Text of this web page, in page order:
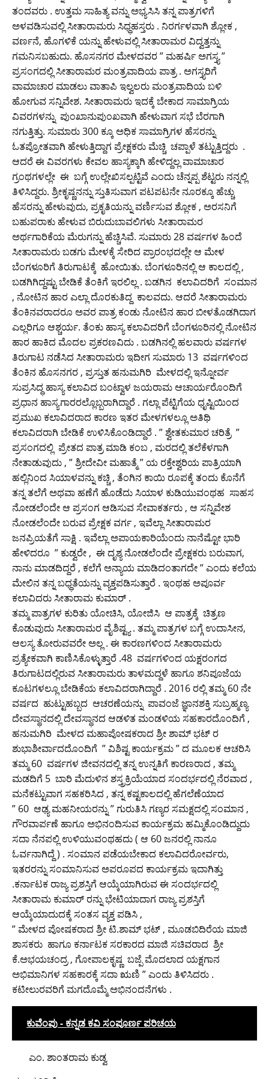
ತಂದವರು . ಉತ್ತಮ ಸಾಹಿತ್ಯ ವನ್ನು ಅಭ್ಯಸಿಸಿ ತನ್ನ ಪಾತ್ರಗಳಿಗೆ
ಅಳವಡಿಸುವಲ್ಲಿ ಸೀತಾರಾಮರು ಸಿಧ್ಧಹಸ್ತರು . ನಿರರ್ಗಳವಾಗಿ ಶ್ಲೋಕ ,
ವರ್ಣನೆ, ಹೊಗಳಿಕೆ ಯನ್ನು ಹೇಳುವಲ್ಲಿ ಸೀತಾರಾಮರ ವಿದ್ವತ್ತನ್ನು
ಗಮನಿಸಬಹುದು. ಹೊಸನಗರ ಮೇಳದವರ ” ಮಹರ್ಷಿ ಅಗಸ್ತ್ಯ ”
ಪ್ರಸಂಗದಲ್ಲಿ ಸೀತಾರಾಮರ ಮಂತ್ರವಾದಿಯ ಪಾತ್ರ . ಅಗಸ್ತ್ಯರಿಗೆ
ವಾಮಾಚಾರ ಮಾಡಲು ವಾತಾಪಿ ಇಲ್ವಲರು ಮಂತ್ರವಾದಿಯ ಬಳಿ
ಹೋಗುವ ಸನ್ನಿವೇಶ. ಸೀತಾರಾಮರು ಇದಕ್ಕೆ ಬೇಕಾದ ಸಾಮಾಗ್ರಿಯ
ವಿವರಗಳನ್ನು ಪುಂಖಾನುಪುಂಖವಾಗಿ ಹೇಳುವಾಗ ಸಭೆ ಬೆರಗಾಗಿ
ನಗುತ್ತಿತ್ತು. ಸುಮಾರು 300 ಕ್ಕೂ ಅಧಿಕ ಸಾಮಾಗ್ರಿಗಳ ಹೆಸರನ್ನು
ಓತಪ್ರೋತವಾಗಿ ಹೇಳುತ್ತಿದ್ದಾಗ ಪ್ರೇಕ್ಷಕರು ಮೆಚ್ಚಿ ಚಪ್ಪಾಳೆ ತಟ್ಟುತ್ತಿದ್ದರು .
ಆದರೆ ಈ ವಿವರಗಳು ಕೇವಲ ಹಾಸ್ಯಕ್ಕಾಗಿ ಹೇಳಿದ್ದಲ್ಲ ವಾಮಾಚಾರ
ಗ್ರಂಥಗಳಲ್ಲೇ ಈ ಬಗ್ಗೆ ಉಲ್ಲೇಖಿಸಲ್ಪಟ್ಟಿವೆ ಎಂದು ಚೆನ್ನಪ್ಪ ಶೆಟ್ಟರು ನನ್ನಲ್ಲಿ
ತಿಳಿಸಿದ್ದರು. ಶ್ರೀಕೃಷ್ಣನನ್ನು ಸ್ತುತಿಸುವಾಗ ಪಟಪಟನೇ ನೂರಕ್ಕೂ ಹೆಚ್ಚು
ಹೆಸರನ್ನು ಹೇಳುವುದು, ಪ್ರಕೃತಿಯನ್ನು ವರ್ಣಿಸುವ ಶ್ಲೋಕ , ಅರಸನಿಗೆ
ಬಹುಪರಾಕು ಹೇಳುವ ಬಿರುದುಬಾವಲಿಗಳು ಸೀತಾರಾಮರ
ಅರ್ಥಗಾರಿಕೆಯ ಮೆರುಗನ್ನು ಹೆಚ್ಚಿಸಿವೆ. ಸುಮಾರು 28 ವರ್ಷಗಳ ಹಿಂದೆ
ಸೀತಾರಾಮರು ಬಡಗು ಮೇಳಕ್ಕೆ ಸೇರಿದ ಪ್ರಾರಂಭದಲ್ಲೇ ಆ ಮೇಳ
ಬೆಂಗಳೂರಿಗೆ ತಿರುಗಾಟಕ್ಕೆ ಹೋಯಿತು. ಬೆಂಗಳೂರಿನಲ್ಲಿ ಆ ಕಾಲದಲ್ಲಿ ,
ಬಡಗಿಗಿದ್ದಷ್ಟು ಬೇಡಿಕೆ ತೆಂಕಿಗೆ ಇರಲಿಲ್ಲ . ಬಡಗಿನ ಕಲಾವಿದರಿಗೆ ಸಂಮಾನ
, ನೋಟಿನ ಹಾರ ಎಲ್ಲಾ ದೊರಕುತಿದ್ದ ಕಾಲವದು. ಆದರೆ ಸೀತಾರಾಮರು
ತೆಂಕಿನವರಾದರೂ ಅವರ ಪಾತ್ರ ಕಂಡು ನೋಟಿನ ಹಾರ ಬೀಳತೊಡಗಿದಾಗ
ಎಲ್ಲರಿಗೂ ಆಶ್ಚರ್ಯ. ತೆಂಕು ಹಾಸ್ಯ ಕಲಾವಿದರಿಗೆ ಬೆಂಗಳೂರಿನಲ್ಲಿ ನೋಟಿನ
ಹಾರ ಹಾಕಿದ ಮೊದಲ ಪ್ರಕರಣವಿದು . ಬಡಗಿನಲ್ಲಿ ಹಲವಾರು ವರ್ಷಗಳ
ತಿರುಗಾಟ ನಡೆಸಿದ ಸೀತಾರಾಮರು ಇದೀಗ ಸುಮಾರು 13 ವರ್ಷಗಳಿಂದ
ತೆಂಕಿನ ಹೊಸನಗರ , ಪ್ರಸ್ತುತ ಹನುಮಗಿರಿ ಮೇಳದಲ್ಲಿ ಇನ್ನೋರ್ವ
ಸುಪ್ರಸಿದ್ಧ ಹಾಸ್ಯ ಕಲಾವಿದ ಬಂಟ್ವಾಳ ಜಯರಾಮ ಆಚಾರ್ಯರೊಂದಿಗೆ
ಪ್ರಧಾನ ಹಾಸ್ಯಗಾರರಲ್ಲೊಬ್ಬರಾಗಿದ್ದಾರೆ . ಗಲ್ಲಾ ಪೆಟ್ಟಿಗೆಯ ಧೃಷ್ಟಿಯಿಂದ
ಪ್ರಮುಖ ಕಲಾವಿದರಾದ ಕಾರಣ ಇತರ ಮೇಳಗಳಲ್ಲೂ ಅತಿಥಿ
ಕಲಾವಿದರಾಗಿ ಬೇಡಿಕೆ ಉಳಿಸಿಕೊಂಡಿದ್ದಾರೆ . ” ಶ್ವೇತಕುಮಾರ ಚರಿತ್ರೆ ”
ಪ್ರಸಂಗದಲ್ಲಿ ಪ್ರೇತದ ಪಾತ್ರ ಮಾಡಿ ಕಂಬ , ಮರದಲ್ಲಿ ತಲೆಕೆಳಗಾಗಿ
ನೇತಾಡುವುದು , ” ಶ್ರೀದೇವೀ ಮಹಾತ್ಮೆ ” ಯ ರಕ್ತೇಶ್ವರಿಯ ಪಾತ್ರಿಯಾಗಿ
ಹಲ್ಲಿನಿಂದ ಸಿಯಾಳವನ್ನು ಕಚ್ಚಿ , ತೆಂಗಿನ ಕಾಯಿ ರೂಪಕ್ಕೆ ತಂದು ಕೊನೆಗೆ
ತನ್ನ ತಲೆಗೆ ಅಥವಾ ಹಣೆಗೆ ಹೊಡೆದು ಸಿಯಾಳ ಕುಡಿಯುವಂಥಹ ಸಾಹಸ
ನೋಡಲೆಂದೇ ಆ ಪ್ರಸಂಗ ಆಡಿಸುವ ಸೇವಾಕರ್ತರು , ಆ ಸನ್ನಿವೇಶ
ನೋಡಲೆಂದೇ ಬರುವ ಪ್ರೇಕ್ಷಕ ವರ್ಗ , ಇವೆಲ್ಲಾ ಸೀತಾರಾಮರ
ಜನಪ್ರಿಯತೆಗೆ ಸಾಕ್ಷಿ . ಇವೆಲ್ಲಾ ಅಪಾಯಕಾರಿಯೆಂದು ನಾನೆಷ್ಟೋ ಭಾರಿ
ಹೇಳಿದರೂ ” ಕುಡ್ವರೇ , ಈ ದೃಶ್ಯ ನೋಡಲೆಂದೇ ಪ್ರೇಕ್ಷಕರು ಬರುವಾಗ,
ನಾನು ಮಾಡದಿದ್ದರೆ , ಕಲೆಗೆ ಅನ್ಯಾಯ ಮಾಡಿದಂತಾಗದೇ ” ಎಂದು ಕಲೆಯ
ಮೇಲಿನ ತನ್ನ ಬಧ್ಧತೆಯನ್ನು ವ್ಯಕ್ತಪಡಿಸುತ್ತಾರೆ . ಇಂಥಹ ಅಪೂರ್ವ
ಕಲಾವಿದರು ಸೀತಾರಾಮ ಕುಮಾರ್ .
ತಮ್ಮ ಪಾತ್ರಗಳ ಕುರಿತು ಯೋಚಿಸಿ, ಯೋಜಿಸಿ ಆ ಪಾತ್ರಕ್ಕೆ ಚಿತ್ರಣ
ಕೊಡುವುದು ಸೀತಾರಾಮರ ವೈಶಿಷ್ಟ್ಯ . ತಮ್ಮ ಪಾತ್ರಗಳ ಬಗ್ಗೆ ಉದಾಸೀನ,
ಆಲಸ್ಯ ತೋರುವವರೇ ಅಲ್ಲ . ಈ ಕಾರಣಗಳಿಂದ ಸೀತಾರಾಮರು
ಪ್ರತ್ಯೇಕವಾಗಿ ಕಾಣಿಸಿಕೊಳ್ಳುತ್ತಾರೆ .48 ವರ್ಷಗಳಿಂದ ಯಕ್ಷರಂಗದ
ತಿರುಗಾಟದಲ್ಲಿರುವ ಸೀತಾರಾಮರು ತಾಳಮದ್ದಳೆ ಹಾಗೂ ಶನಿಪೂಜೆಯ
ಕೂಟಗಳಲ್ಲೂ ಬೇಡಿಕೆಯ ಕಲಾವಿದರಾಗಿದ್ದಾರೆ . 2016 ರಲ್ಲಿ ತಮ್ಮ 60 ನೇ
ವರ್ಷದ ಹುಟ್ಟುಹಬ್ಬದ ಆಚರಣೆಯನ್ನು ಪಾವಂಜೆ ಜ್ಞಾನಶಕ್ತಿ ಸುಬ್ರಹ್ಮಣ್ಯ
ದೇವಸ್ಥಾನದಲ್ಲಿ ದೇವಸ್ಥಾನದ ಆಡಳಿತ ಮಂಡಳಿಯ ಸಹಕಾರದೊಂದಿಗೆ ,
ಹನುಮಗಿರಿ ಮೇಳದ ಮಹಾಪೋಷಕರಾದ ಶ್ರೀ ಶಾಮ್ ಭಟ್ ರ
ಶುಭಾಶೀರ್ವಾದದೊಂದಿಗೆ ” ವಿಶಿಷ್ಟ ಕಾರ್ಯಕ್ರಮ ” ದ ಮೂಲಕ ಆಚರಿಸಿ
ತಮ್ಮ 60 ವರ್ಷಗಳ ಜೀವನದಲ್ಲಿ ತನ್ನ ಉನ್ನತಿಗೆ ಕಾರಣರಾದ , ತಮ್ಮ
ಮಡದಿಗೆ 5 ಬಾರಿ ಮೆದುಳಿನ ಶಸ್ತ್ರಕ್ರಿಯೆಯಾದ ಸಂದರ್ಭದಲ್ಲಿ ನೆರವಾದ ,
ಮನೆಕಟ್ಟುವಾಗ ಸಹಕರಿಸಿದ , ತನ್ನ ಕಷ್ಟಕಾಲದಲ್ಲಿ ಹೆಗಲೆಣೆಯಾದ
” 60 ಆಢ್ಯ ಮಹನೀಯರನ್ನು ” ಗುರುತಿಸಿ ಗಣ್ಯರ ಸಮಕ್ಷದಲ್ಲಿ ಸಂಮಾನ ,
ಗೌರವಾರ್ಪಣೆ ಹಾಗೂ ಅಭಿನಂದಿಸುವ ಕಾರ್ಯಕ್ರಮ ಹಮ್ಮಿಕೊಂಡಿದ್ದುದು
ಸದಾ ನೆನಪಲ್ಲಿ ಉಳಿಯುವಂಥಹದು ( ಆ 60 ಜನರಲ್ಲಿ ನಾನೂ
ಓರ್ವನಾಗಿದ್ದೆ ) . ಸಂಮಾನ ಪಡೆಯಬೇಕಾದ ಕಲಾವಿದರೋರ್ವರು,
ಇತರರನ್ನು ಸಂಮಾನಿಸುವ ಅಪರೂಪದ ಕಾರ್ಯಕ್ರಮ ಇದಾಗಿತ್ತು
.ಕರ್ನಾಟಕ ರಾಜ್ಯ ಪ್ರಶಸ್ತಿಗೆ ಆಯ್ಕೆಯಾಗಿರುವ ಈ ಸಂದರ್ಭದಲ್ಲಿ
ಸೀತಾರಾಮ ಕುಮಾರ್ ರನ್ನು ಭೇಟಿಯಾದಾಗ ರಾಜ್ಯ ಪ್ರಶಸ್ತಿಗೆ
ಆಯ್ಕೆಯಾದುದಕ್ಕೆ ಸಂತಸ ವ್ಯಕ್ತ ಪಡಿಸಿ ,
” ಮೇಳದ ಪೋಷಕರಾದ ಶ್ರೀ ಟಿ.ಶಾಮ್ ಭಟ್ , ಮೂಡಬಿದಿರೆಯ ಮಾಜಿ
ಶಾಸಕರು ಹಾಗೂ ಕರ್ನಾಟಕ ಸರಕಾರದ ಮಾಜಿ ಸಚಿವರಾದ ಶ್ರೀ
ಕೆ.ಅಭಯಚಂದ್ರ , ಗೋಪಾಲಕೃಷ್ಣ ಬಜ್ಪೆ ಮೊದಲಾದ ಯಕ್ಷಗಾನ
ಅಭಿಮಾನಿಗಳ ಸಹಕಾರಕ್ಕೆ ಸದಾ ಋಣಿ ” ಎಂದು ತಿಳಿಸಿದರು .
ಕಟೀಲುರವರಿಗೆ ಮಗದೊಮ್ಮೆ ಅಭಿನಂದನೆಗಳು .
ಕುವೆಂಪು - ಕನ್ನಡ ಕವಿ ಸಂಪೂರ್ಣ ಪರಿಚಯ
ಎಂ. ಶಾಂತರಾಮ ಕುಡ್ವ